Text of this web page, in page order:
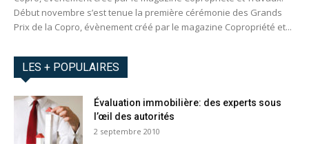
Début novembre s’est tenue la première cérémonie des Grands
Prix de la Copro, évènement créé par le magazine Copropriété et...
LES + POPULAIRES
Évaluation immobilière: des experts sous
l’œil des autorités
2 septembre 2010